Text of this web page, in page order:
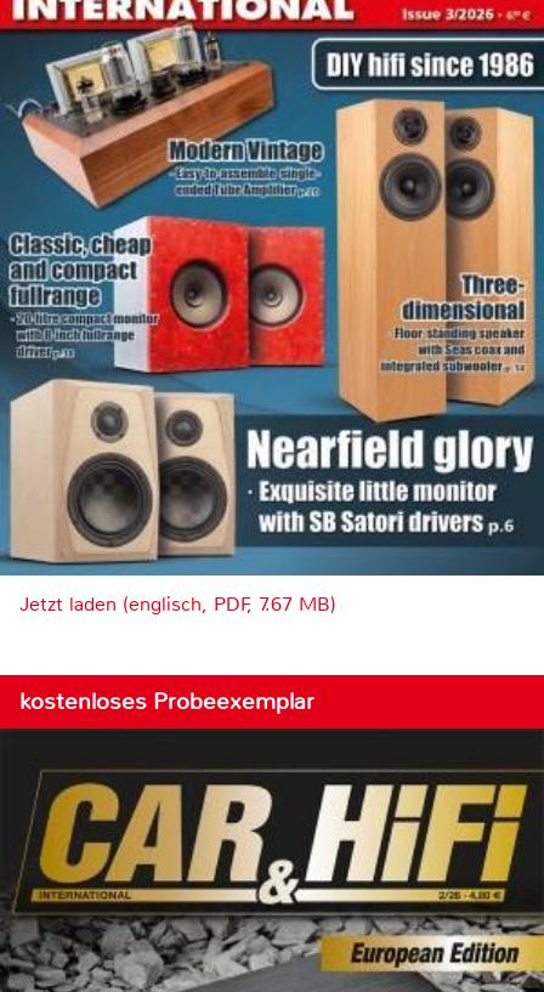
Jetzt laden (englisch, PDF, 7.67 MB)
kostenloses Probeexemplar